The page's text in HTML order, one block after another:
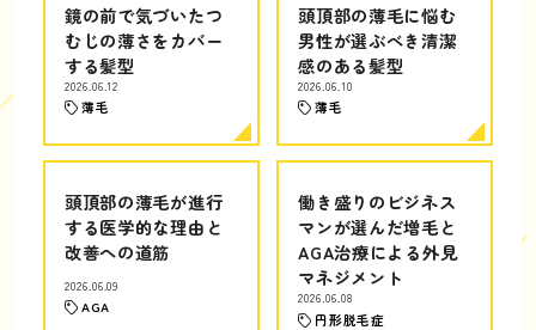
鏡の前で気づいたつ
むじの薄さをカバー
する髪型
2026.06.12
薄毛
頭頂部の薄毛に悩む
男性が選ぶべき清潔
感のある髪型
2026.06.10
薄毛
頭頂部の薄毛が進行
する医学的な理由と
改善への道筋
2026.06.09
AGA
働き盛りのビジネス
マンが選んだ増毛と
AGA治療による外見
マネジメント
2026.06.08
円形脱毛症